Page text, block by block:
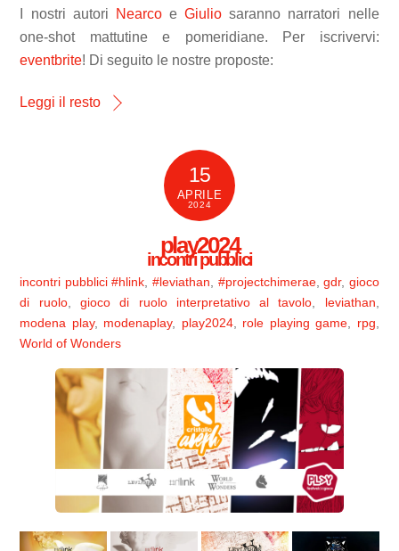
I nostri autori
NearcoeGiulio saranno narratori nelle
one-shot mattutine e pomeridiane. Per iscrivervi:
eventbrite! Di seguito le nostre proposte:
Leggi il resto
15
APRILE
2024
play2024
incontri pubblici
incontri pubblici #hlink, #leviathan, #projectchimerae,gdr, gioco
di ruolo, gioco di ruolo interpretativo al tavolo, leviathan,
modena play, modenaplay, play2024, role playing game, rpg,
World of Wonders